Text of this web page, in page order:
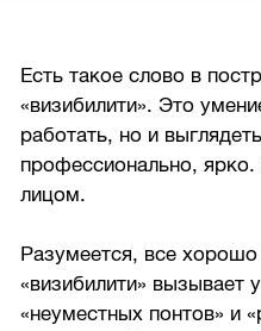
Есть такое слово в
«визибилити». Это
работать, но и
профессионально,
лицом.
Разумеется, все
«визибилити»
«неуместных понтов» и